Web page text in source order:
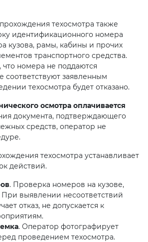
техосмотра также
идентификационного номера
кузова, рамы, кабины и прочих
транспортного средства.
номера не поддаются
соответствуют заявленным
техосмотра будет отказано.
осмотра оплачивается
документа, подтверждающего
средств, оператор не
техосмотра устанавливает
действий.
. Проверка номеров на кузове,
выявлении несоответствий
отказ, не допускается к
. Оператор фотографирует
проведением техосмотра.